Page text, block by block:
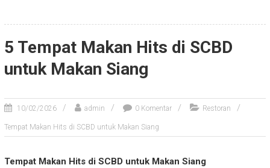
5 Tempat Makan Hits di SCBD
untuk Makan Siang
10/02/2026 admin 0 Komentar Restoran
Tempat Makan Hits di SCBD untuk Makan Siang
Tempat Makan Hits di SCBD untuk Makan Siang